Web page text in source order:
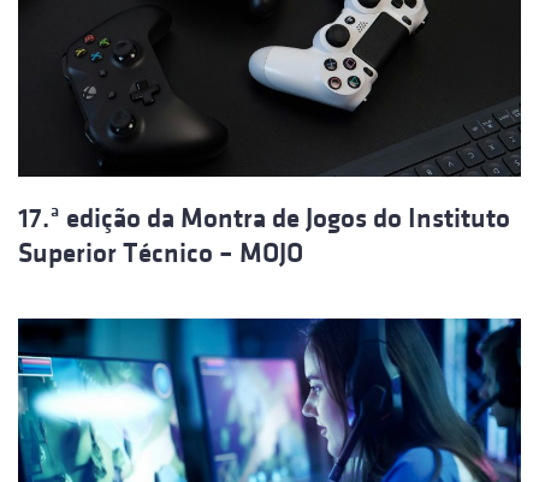
17.ª edição da Montra de Jogos do Instituto
Superior Técnico – MOJO